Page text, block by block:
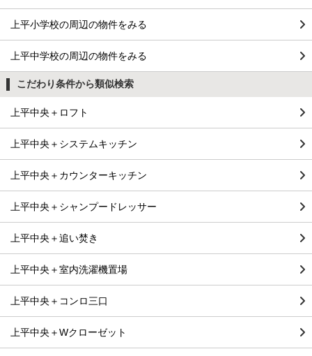
上平小学校の周辺の物件をみる
上平中学校の周辺の物件をみる
こだわり条件から類似検索
上平中央＋ロフト
上平中央＋システムキッチン
上平中央＋カウンターキッチン
上平中央＋シャンプードレッサー
上平中央＋追い焚き
上平中央＋室内洗濯機置場
上平中央＋コンロ三口
上平中央＋Wクローゼット